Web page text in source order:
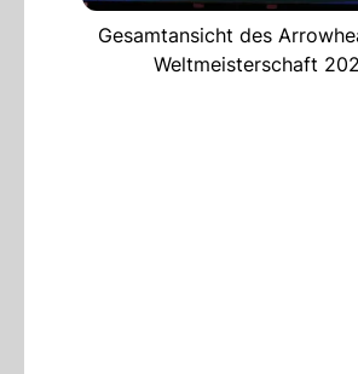
Gesamtansicht des
Weltmeisterschaft